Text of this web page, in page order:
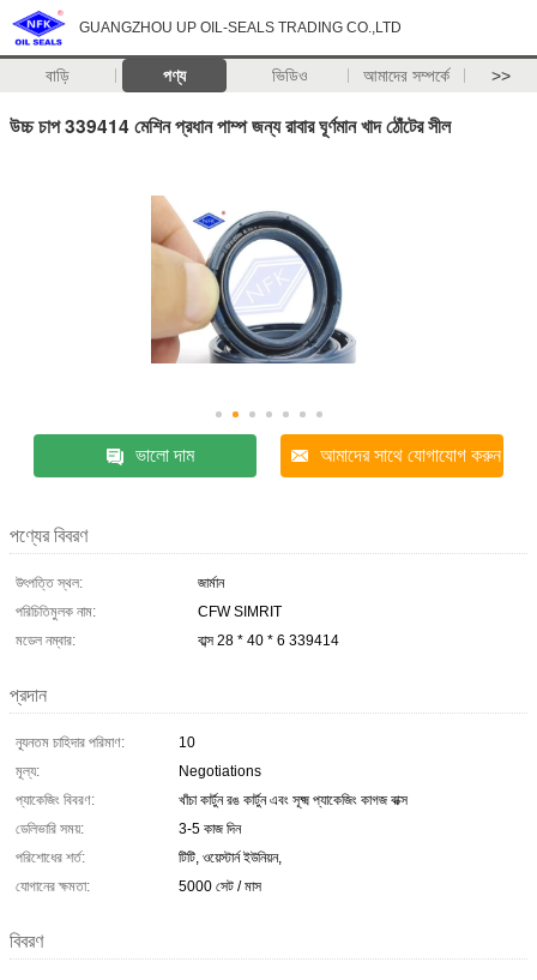
GUANGZHOU UP OIL-SEALS TRADING CO.,LTD
বাড়ি পণ্য ভিডিও আমাদের সম্পর্কে >>
উচ্চ চাপ 339414 মেশিন প্রধান পাম্প জন্য রাবার ঘূর্ণমান খাদ ঠোঁটের সীল
ভালো দাম আমাদের সাথে যোগাযোগ করুন
পণ্যের বিবরণ
উৎপত্তি স্থল:
জার্মান
পরিচিতিমুলক নাম:
CFW SIMRIT
মডেল নম্বার:
বাব্স 28 * 40 * 6 339414
প্রদান
ন্যূনতম চাহিদার পরিমাণ:
10
মূল্য:
Negotiations
প্যাকেজিং বিবরণ:
খাঁচা কার্টুন রঙ কার্টুন এবং সূক্ষ্ম প্যাকেজিং কাগজ বাক্স
ডেলিভারি সময়:
3-5 কাজ দিন
পরিশোধের শর্ত:
টিটি, ওয়েস্টার্ন ইউনিয়ন,
যোগানের ক্ষমতা:
5000 সেট / মাস
বিবরণ